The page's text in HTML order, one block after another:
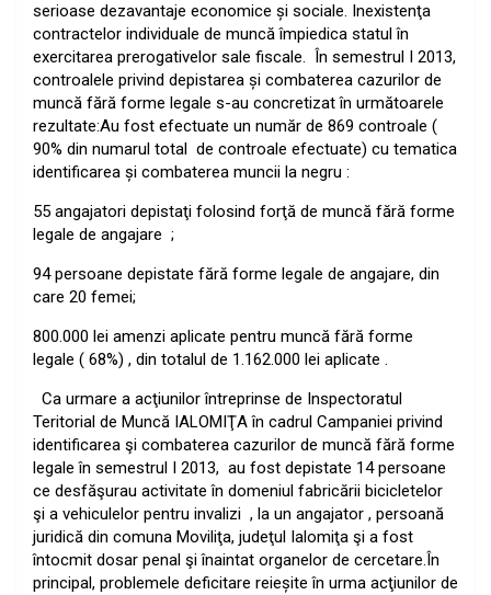
serioase dezavantaje economice şi sociale. Inexistenţa
contractelor individuale de muncă împiedica statul în
exercitarea prerogativelor sale fiscale. În semestrul I 2013,
controalele privind depistarea şi combaterea cazurilor de
muncă fără forme legale s-au concretizat în următoarele
rezultate:Au fost efectuate un număr de 869 controale (
90% din numarul total de controale efectuate) cu tematica
identificarea şi combaterea muncii la negru :
55 angajatori depistaţi folosind forţă de muncă fără forme
legale de angajare ;
94 persoane depistate fără forme legale de angajare, din
care 20 femei;
800.000 lei amenzi aplicate pentru muncă fără forme
legale ( 68%) , din totalul de 1.162.000 lei aplicate .
Ca urmare a acţiunilor întreprinse de Inspectoratul
Teritorial de Muncă IALOMIŢA în cadrul Campaniei privind
identificarea şi combaterea cazurilor de muncă fără forme
legale în semestrul I 2013, au fost depistate 14 persoane
ce desfăşurau activitate în domeniul fabricării bicicletelor
şi a vehiculelor pentru invalizi , la un angajator , persoană
juridică din comuna Moviliţa, judeţul Ialomiţa şi a fost
întocmit dosar penal şi înaintat organelor de cercetare.În
principal, problemele deficitare reieşite în urma acţiunilor de